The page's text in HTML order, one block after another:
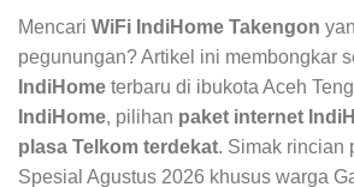
Mencari WiFi IndiHome Takengon
pegunungan? Artikel ini membongkar
IndiHome terbaru di ibukota Aceh
IndiHome, pilihan paket internet
plasa Telkom terdekat. Simak rincian
Spesial Agustus 2026 khusus warga